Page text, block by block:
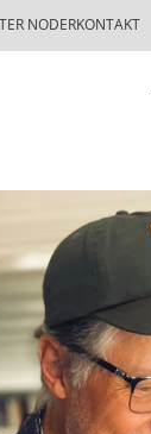
NODERKONTAKT